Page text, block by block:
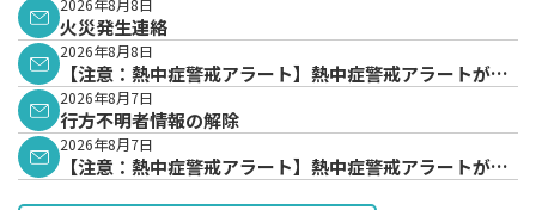
2026年8月8日
火災発生連絡
2026年8月8日
【注意：熱中症警戒アラート】熱中症警戒アラートが発
表されています。
2026年8月7日
行方不明者情報の解除
2026年8月7日
【注意：熱中症警戒アラート】熱中症警戒アラートが発